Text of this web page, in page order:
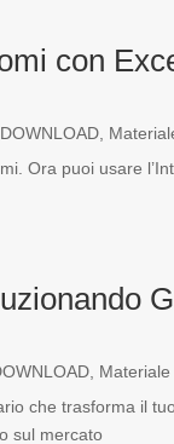
con
DOWNLOAD,
Ora puoi usare
, Materiale
che trasforma il
sul mercato